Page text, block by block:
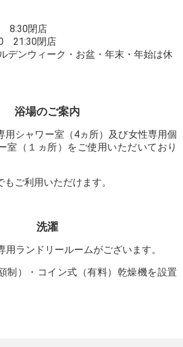
8:30閉店
21:30閉店
デンウィーク・お盆・年末・年始は休
浴場のご案内
用シャワー室（4ヵ所）及び女性専用個
室（１ヵ所）をご使用いただいており
ご利用いただけます。
洗濯
用ランドリールームがございます。
制）・コイン式（有料）乾燥機を設置